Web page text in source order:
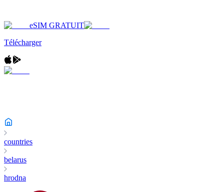
eSIM GRATUIT
Télécharger
countries
belarus
hrodna